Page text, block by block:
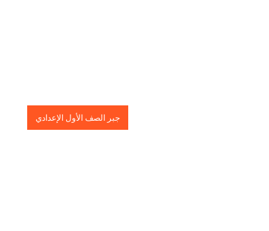
جبر الصف الأول الإعدادي